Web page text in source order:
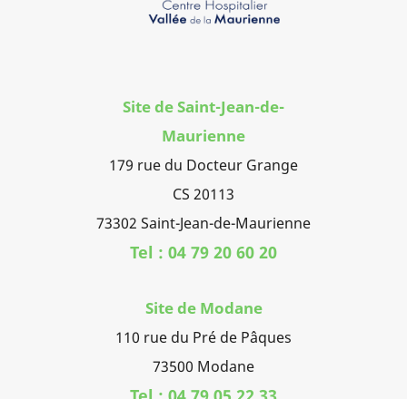
Site de Saint-Jean-de-
Maurienne
179 rue du Docteur Grange
CS 20113
73302 Saint-Jean-de-Maurienne
Tel : 04 79 20 60 20
Site de Modane
110 rue du Pré de Pâques
73500 Modane